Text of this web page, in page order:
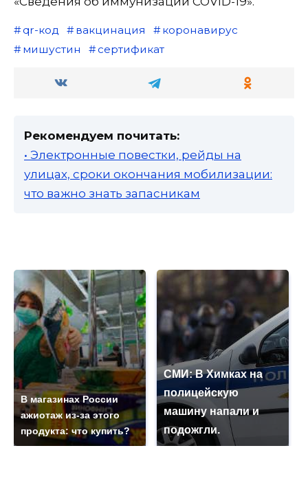
qr-код вакцинация
коронавирус
мишустин
сертификат
Рекомендуем почитать:
• Электронные повестки, рейды на
улицах, сроки окончания мобилизации:
что важно знать запасникам
В магазинах России
ажиотаж из-за этого
продукта: что купить?
СМИ: В Химках на
полицейскую
машину напали и
подожгли.